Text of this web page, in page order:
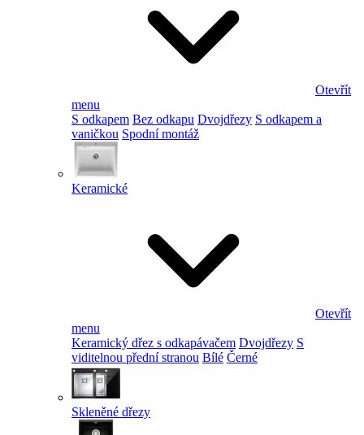
Otevřít
menu
S odkapem Bez odkapu Dvojdřezy S odkapem a
vaničkou Spodní montáž
Keramické
Otevřít
menu
Keramický dřez s odkapávačem Dvojdřezy S
viditelnou přední stranou Bílé Černé
Skleněné dřezy